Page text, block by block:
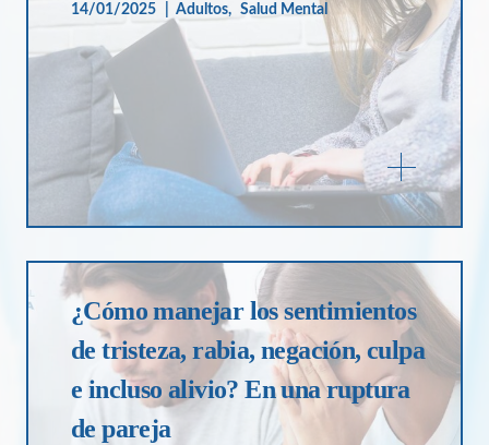
14/01/2025 Adultos Salud Mental
¿Cómo manejar los sentimientos
de tristeza, rabia, negación, culpa
e incluso alivio? En una ruptura
de pareja